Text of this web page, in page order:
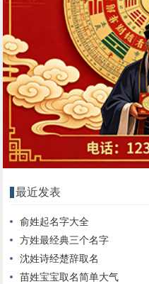
最近发表
俞姓起名字大全
方姓最经典三个名字
沈姓诗经楚辞取名
苗姓宝宝取名简单大气